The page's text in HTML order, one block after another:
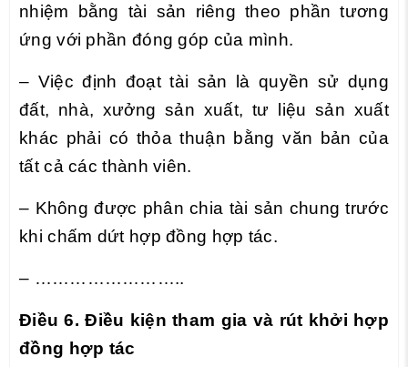
nhiệm bằng tài sản riêng theo phần tương
ứng với phần đóng góp của mình.
– Việc định đoạt tài sản là quyền sử dụng
đất, nhà, xưởng sản xuất, tư liệu sản xuất
khác phải có thỏa thuận bằng văn bản của
tất cả các thành viên.
– Không được phân chia tài sản chung trước
khi chấm dứt hợp đồng hợp tác.
– ……………………..
Điều 6. Điều kiện tham gia và rút khởi hợp
đồng hợp tác